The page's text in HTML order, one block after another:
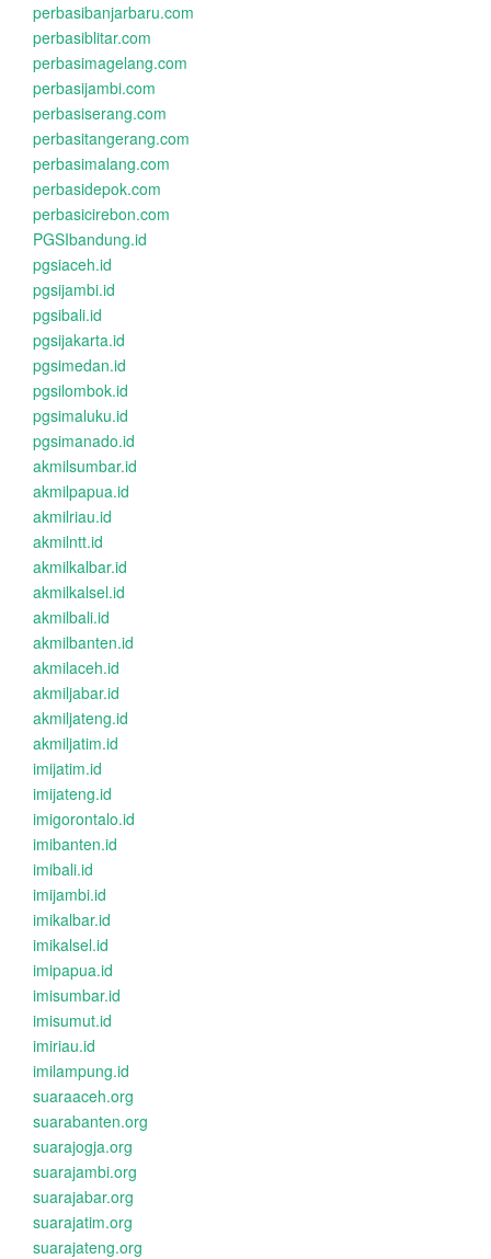
perbasibanjarbaru.com
perbasiblitar.com
perbasimagelang.com
perbasijambi.com
perbasiserang.com
perbasitangerang.com
perbasimalang.com
perbasidepok.com
perbasicirebon.com
PGSIbandung.id
pgsiaceh.id
pgsijambi.id
pgsibali.id
pgsijakarta.id
pgsimedan.id
pgsilombok.id
pgsimaluku.id
pgsimanado.id
akmilsumbar.id
akmilpapua.id
akmilriau.id
akmilntt.id
akmilkalbar.id
akmilkalsel.id
akmilbali.id
akmilbanten.id
akmilaceh.id
akmiljabar.id
akmiljateng.id
akmiljatim.id
imijatim.id
imijateng.id
imigorontalo.id
imibanten.id
imibali.id
imijambi.id
imikalbar.id
imikalsel.id
imipapua.id
imisumbar.id
imisumut.id
imiriau.id
imilampung.id
suaraaceh.org
suarabanten.org
suarajogja.org
suarajambi.org
suarajabar.org
suarajatim.org
suarajateng.org